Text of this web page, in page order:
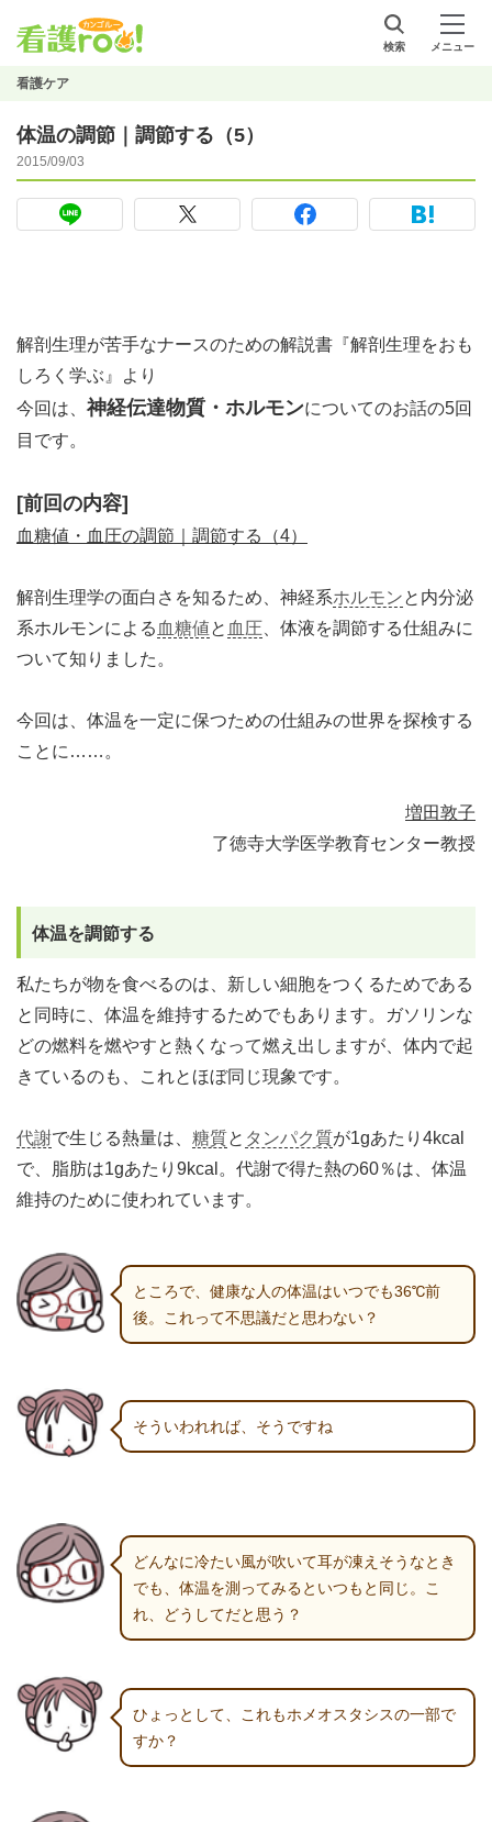
検索 メニュー
看護ケア
体温の調節｜調節する（5）
2015/09/03
解剖生理が苦手なナースのための解説書『解剖生理をおも
しろく学ぶ』より
今回は、 神経伝達物質・ホルモンについてのお話の5回
目です。
[前回の内容]
血糖値・血圧の調節｜調節する（4）
解剖生理学の面白さを知るため、神経系ホルモンと内分泌
系ホルモンによる 血糖値と 血圧 、体液を調節する仕組みに
ついて知りました。
今回は、体温を一定に保つための仕組みの世界を探検する
ことに……。
増田敦子
了徳寺大学医学教育センター教授
体温を調節する
私たちが物を食べるのは、新しい細胞をつくるためである
と同時に、体温を維持するためでもあります。ガソリンな
どの燃料を燃やすと熱くなって燃え出しますが、体内で起
きているのも、これとほぼ同じ現象です。
代謝で生じる熱量は、 糖質と タンパク質が1gあたり4kcal
で、脂肪は1gあたり9kcal。代謝で得た熱の60％は、体温
維持のために使われています。
ところで、健康な人の体温はいつでも36℃前
後。これって不思議だと思わない？
そういわれれば、そうですね
どんなに冷たい風が吹いて耳が凍えそうなとき
でも、体温を測ってみるといつもと同じ。こ
れ、どうしてだと思う？
ひょっとして、これもホメオスタシスの一部で
すか？